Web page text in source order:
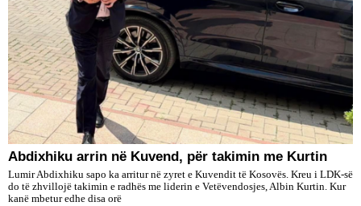
Abdixhiku arrin në Kuvend, për takimin me Kurtin
Lumir Abdixhiku sapo ka arritur në zyret e Kuvendit të Kosovës. Kreu i LDK-së
do të zhvillojë takimin e radhës me liderin e Vetëvendosjes, Albin Kurtin. Kur
kanë mbetur edhe disa orë